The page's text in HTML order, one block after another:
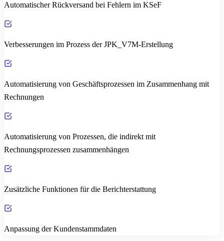
Automatischer Rückversand bei Fehlern im KSeF
Verbesserungen im Prozess der JPK_V7M-Erstellung
Automatisierung von Geschäftsprozessen im Zusammenhang mit
Rechnungen
Automatisierung von Prozessen, die indirekt mit
Rechnungsprozessen zusammenhängen
Zusätzliche Funktionen für die Berichterstattung
Anpassung der Kundenstammdaten